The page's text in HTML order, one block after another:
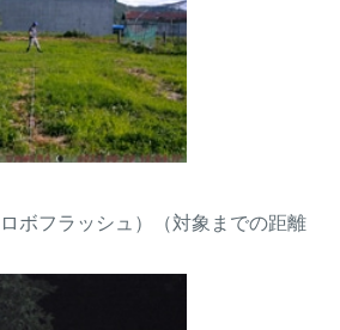
ボフラッシュ）（対象までの距離